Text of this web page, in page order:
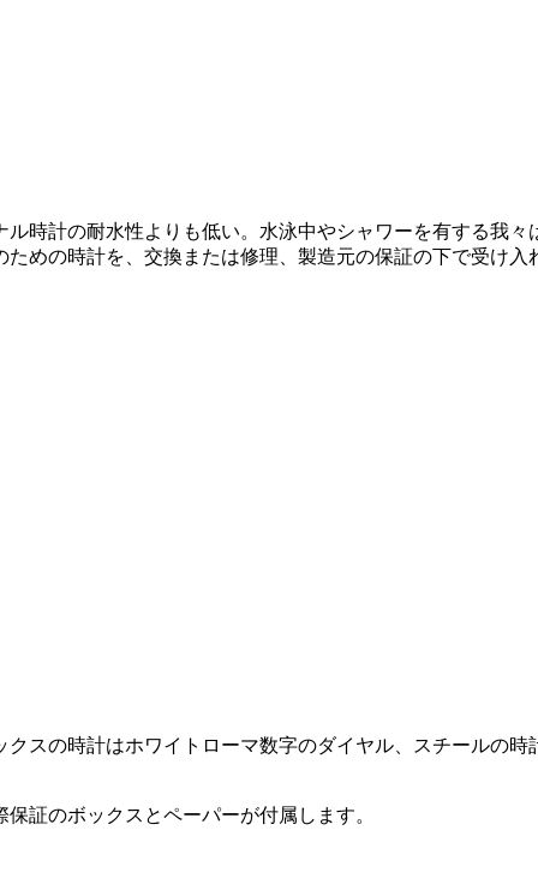
時計の耐水性よりも低い。水泳中やシャワーを有する我
めの時計を、交換または修理、製造元の保証の下で受け入
スの時計はホワイトローマ数字のダイヤル、スチールの時
証のボックスとペーパーが付属します。